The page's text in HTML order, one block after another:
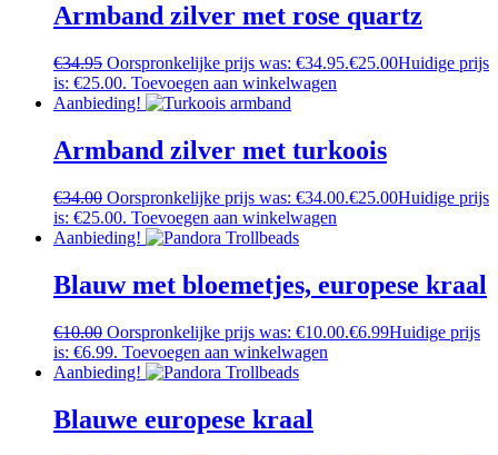
Armband zilver met rose quartz
€34.95 Oorspronkelijke prijs was: €34.95.€25.00Huidige prijs
is: €25.00. Toevoegen aan winkelwagen
Aanbieding!
Armband zilver met turkoois
€34.00 Oorspronkelijke prijs was: €34.00.€25.00Huidige prijs
is: €25.00. Toevoegen aan winkelwagen
Aanbieding!
Blauw met bloemetjes, europese kraal
€10.00 Oorspronkelijke prijs was: €10.00.€6.99Huidige prijs
is: €6.99. Toevoegen aan winkelwagen
Aanbieding!
Blauwe europese kraal